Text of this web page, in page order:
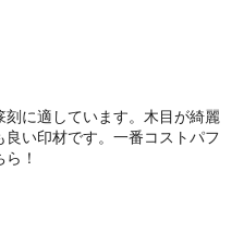
に適しています。木目が綺麗
い印材です。一番コストパフ
！